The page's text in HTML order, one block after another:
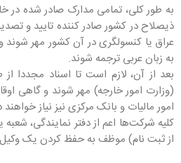
به طور کلی، تمامی مدارک صادر شده در
ذیصلاح در کشور صادر کننده تایید و
عراق یا کنسولگری در آن کشور مهر شوند
به زبان عربی ترجمه شوند.
بعد از آن، لازم است تا اسناد مجددا
(وزارت امور خارجه) مهر شوند و گاهی
امور مالیات و بانک مرکزی نیز نیاز
کلیه شرکت‌ها اعم از دفتر نمایندگی،
از ثبت نام) موظف به حفظ کردن یک